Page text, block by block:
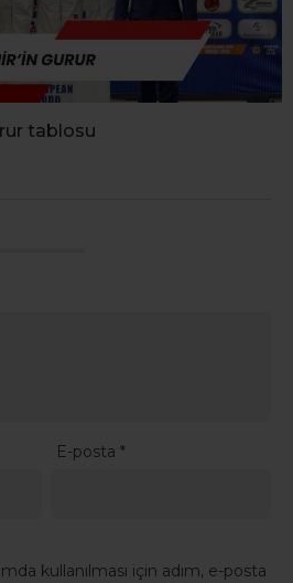
tablosu
E-posta*
kullanılması için adım, e-posta